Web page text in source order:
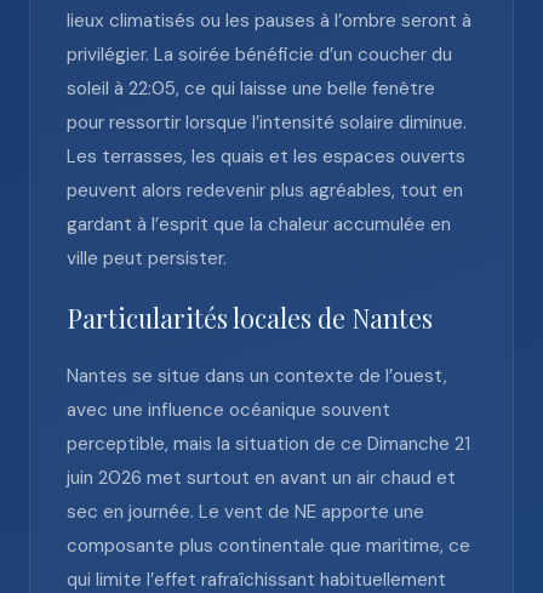
lieux climatisés ou les pauses à l’ombre seront à
privilégier. La soirée bénéficie d’un coucher du
soleil à 22:05, ce qui laisse une belle fenêtre
pour ressortir lorsque l’intensité solaire diminue.
Les terrasses, les quais et les espaces ouverts
peuvent alors redevenir plus agréables, tout en
gardant à l’esprit que la chaleur accumulée en
ville peut persister.
Particularités locales de Nantes
Nantes se situe dans un contexte de l’ouest,
avec une influence océanique souvent
perceptible, mais la situation de ce Dimanche 21
juin 2026 met surtout en avant un air chaud et
sec en journée. Le vent de NE apporte une
composante plus continentale que maritime, ce
qui limite l’effet rafraîchissant habituellement